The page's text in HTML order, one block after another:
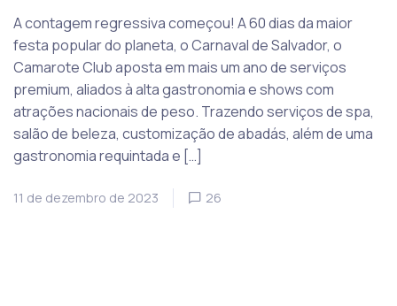
A contagem regressiva começou! A 60 dias da maior
festa popular do planeta, o Carnaval de Salvador, o
Camarote Club aposta em mais um ano de serviços
premium, aliados à alta gastronomia e shows com
atrações nacionais de peso. Trazendo serviços de spa,
salão de beleza, customização de abadás, além de uma
gastronomia requintada e […]
11 de dezembro de 2023 26